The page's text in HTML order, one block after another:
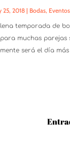
25, 2018| Bodas, Eventos
temporada de
muchas parejas
será el día